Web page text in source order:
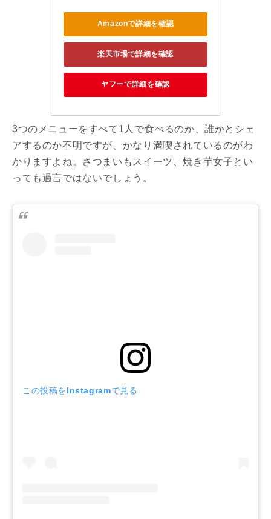
Amazonで詳細を確認
楽天市場で詳細を確認
ヤフーで詳細を確認
3つのメニューをすべて1人で食べるのか、誰かとシェ
アするのか不明ですが、かなり満喫されているのがわ
かりますよね。さつまいもスイーツ、焼き芋女子とい
っても過言ではないでしょう。
この投稿をInstagramで見る